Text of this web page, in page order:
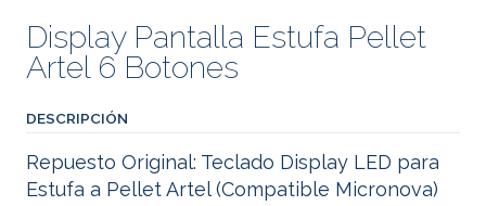
Display Pantalla Estufa Pellet
Artel 6 Botones
DESCRIPCIÓN
Repuesto Original: Teclado Display LED para
Estufa a Pellet Artel (Compatible Micronova)